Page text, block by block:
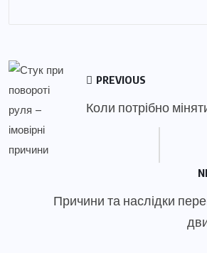
PREVIOUS
Коли потрібно
Причини та наслідки